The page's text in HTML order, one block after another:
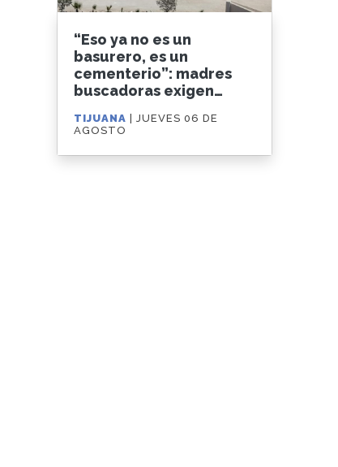
“Eso ya no es un
basurero, es un
cementerio”: madres
buscadoras exigen
sanitario de GEN
TIJUANA
| JUEVES 06 DE
AGOSTO